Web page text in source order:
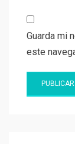
Guarda mi
este